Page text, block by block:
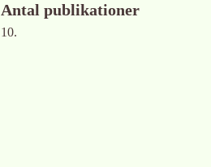
Antal publikationer
10.